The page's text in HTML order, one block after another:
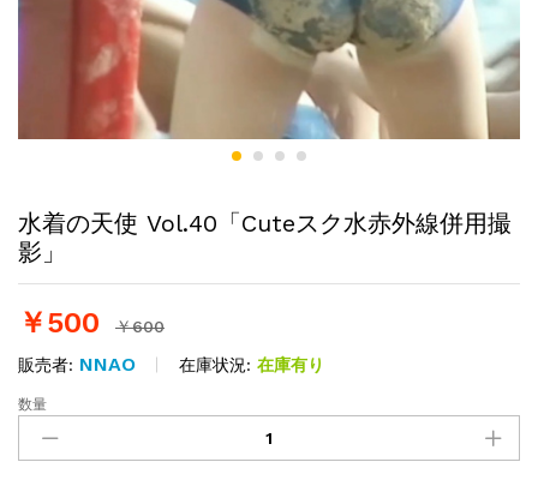
水着の天使 Vol.40「Cuteスク水赤外線併用撮
影」
￥500 ￥600
販売者: NNAO 在庫状況: 在庫有り
水
の
数量